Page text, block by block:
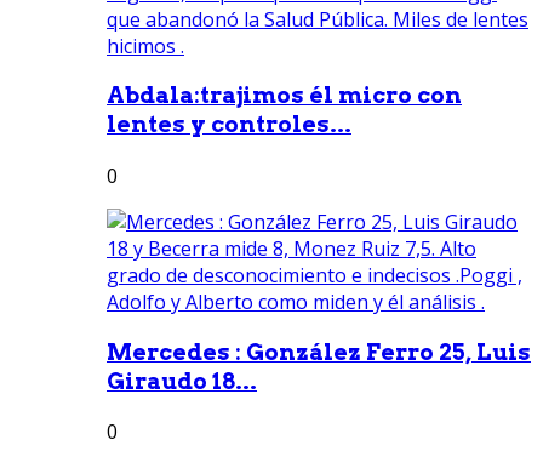
Abdala:trajimos él micro con
lentes y controles...
0
Mercedes : González Ferro 25, Luis
Giraudo 18...
0